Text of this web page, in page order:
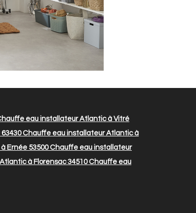
eau installateur Atlantic à Vitré
Chauffe eau installateur Atlantic à
Ernée 53500Chauffe eau installateur
à Florensac 34510Chauffe eau